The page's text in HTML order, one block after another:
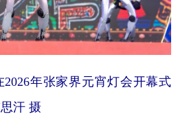
年张家界元宵灯会开幕式
汗 摄